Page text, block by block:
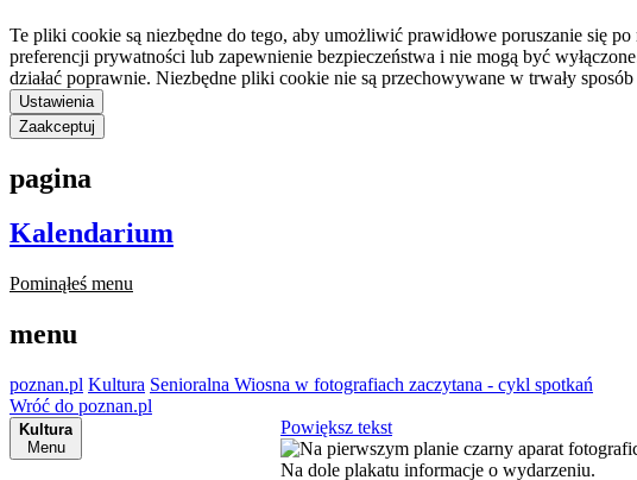
Te pliki cookie są niezbędne do tego, aby umożliwić prawidłowe poruszanie się
preferencji prywatności lub zapewnienie bezpieczeństwa i nie mogą być
działać poprawnie. Niezbędne pliki cookie nie są przechowywane w trwały
Ustawienia
Zaakceptuj
pagina
Kalendarium
Pominąłeś menu
menu
poznan.pl Kultura Senioralna Wiosna w fotografiach zaczytana - cykl spotkań
Wróć do poznan.pl
Kultura
Menu
Powiększ tekst